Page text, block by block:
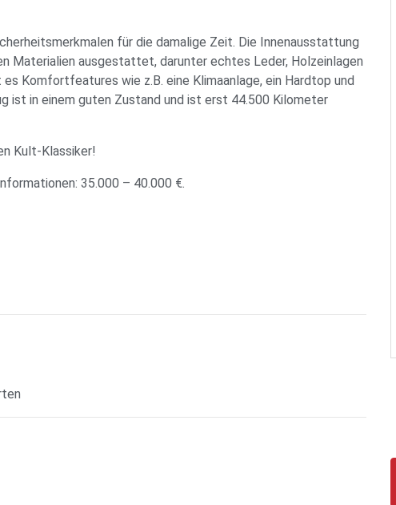
für die damalige Zeit. Die Innenausstattung
Materialien ausgestattet, darunter echtes Leder, Holzeinlagen
Komfortfeatures wie z.B. eine Klimaanlage, ein Hardtop und
ist in einem guten Zustand und ist erst 44.500 Kilometer
Kult-Klassiker!
35.000 – 40.000 €.